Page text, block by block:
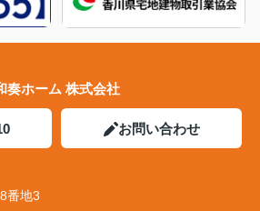
奏ホーム 株式会社
お問い合わせ
番地3